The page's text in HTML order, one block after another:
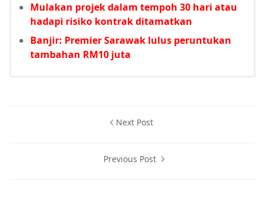
Mulakan projek dalam tempoh 30 hari atau
hadapi risiko kontrak ditamatkan
Banjir: Premier Sarawak lulus peruntukan
tambahan RM10 juta
Next Post
Previous Post